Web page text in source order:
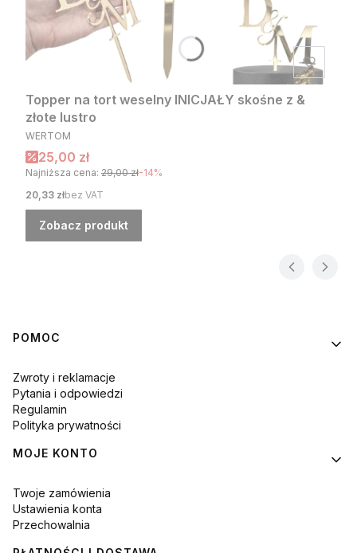
Topper na tort weselny INICJAŁY skośne z &
złote lustro
PRODUCENT
WERTOM
Cena promocyjna
25,00 zł
Najniższa cena: 29,00 zł-14%
Cena
20,33 złbez VAT
Zobacz produkt
Linki w stopce
POMOC
Zwroty i reklamacje
Pytania i odpowiedzi
Regulamin
Polityka prywatności
MOJE KONTO
Twoje zamówienia
Ustawienia konta
Przechowalnia